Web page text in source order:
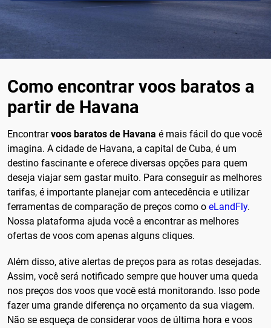
Como encontrar voos baratos a
partir de Havana
Encontrarvoos baratos de Havana é mais fácil do que você
imagina. A cidade de Havana, a capital de Cuba, é um
destino fascinante e oferece diversas opções para quem
deseja viajar sem gastar muito. Para conseguir as melhores
tarifas, é importante planejar com antecedência e utilizar
ferramentas de comparação de preços como o eLandFly.
Nossa plataforma ajuda você a encontrar as melhores
ofertas de voos com apenas alguns cliques.
Além disso, ative alertas de preços para as rotas desejadas.
Assim, você será notificado sempre que houver uma queda
nos preços dos voos que você está monitorando. Isso pode
fazer uma grande diferença no orçamento da sua viagem.
Não se esqueça de considerar voos de última hora e voos